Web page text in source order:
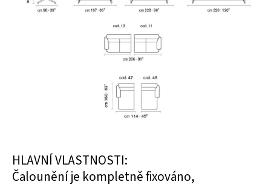
HLAVNÍ VLASTNOSTI:
Čalounění je kompletně fixováno,